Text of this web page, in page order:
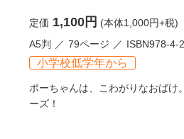
定価 1,100円 (本体1,000円+税)
A5判
79ページ ISBN978-4-
小学校低学年から
ポーちゃんは、こわがりなおばけ
ーズ！